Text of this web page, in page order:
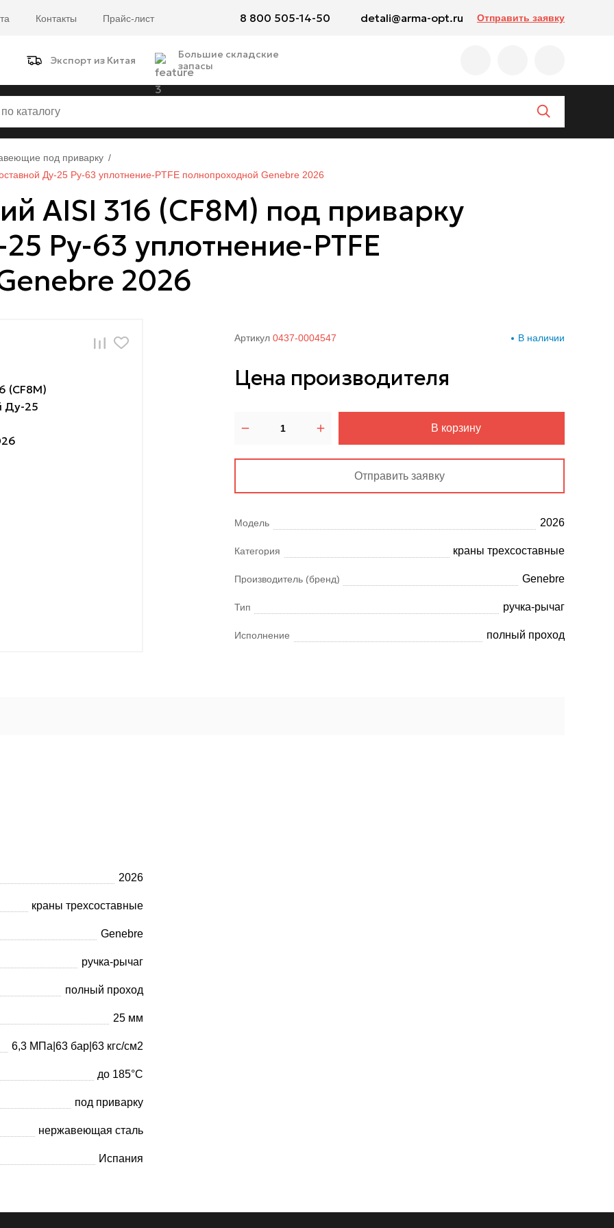
Контакты Прайс-лист 8 800 505-14-50 detali@arma-opt.ru Отправить заявку
Экспорт из Китая
Большие складские
запасы
под приварку
Ду-25 Ру-63 уплотнение-PTFE полнопроходной Genebre 2026
AISI 316 (CF8M) под приварку
Ру-63 уплотнение-PTFE
2026
Артикул 0437-0004547 В наличии
Цена производителя
В корзину
Отправить заявку
Модель 2026
Категория краны трехсоставные
Производитель (бренд) Genebre
Тип ручка-рычаг
Исполнение полный проход
2026
краны трехсоставные
Genebre
ручка-рычаг
полный проход
25 мм
6,3 МПа|63 бар|63 кгс/см2
до 185°С
под приварку
нержавеющая сталь
Испания